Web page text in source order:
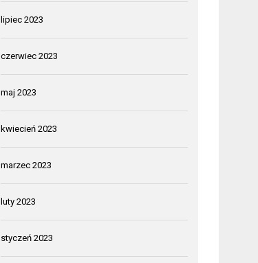
lipiec 2023
czerwiec 2023
maj 2023
kwiecień 2023
marzec 2023
luty 2023
styczeń 2023